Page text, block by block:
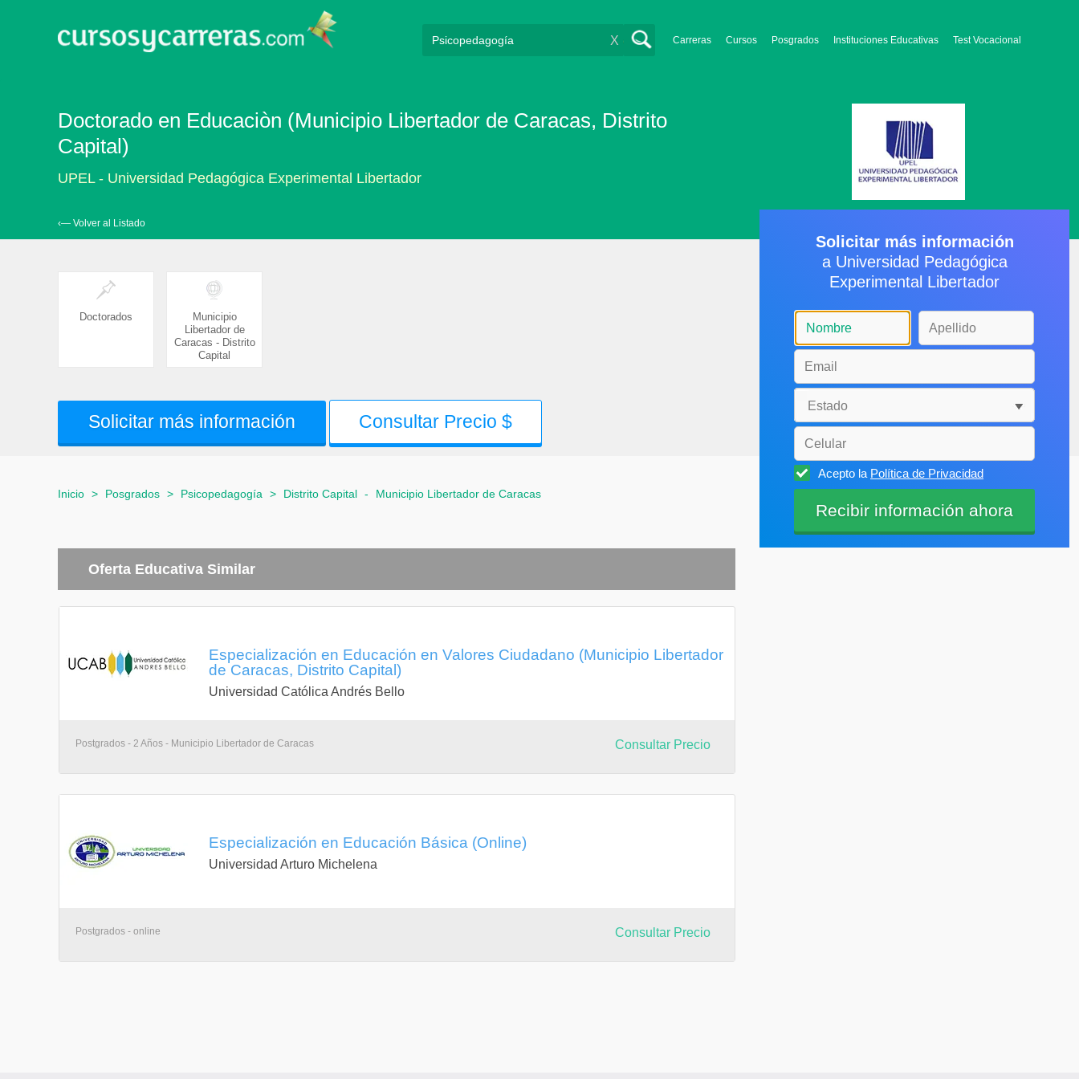
Carreras Cursos Posgrados Instituciones Educativas Test Vocacional
X
Doctorado en Educaciòn (Municipio Libertador de Caracas, Distrito
Capital)
UPEL - Universidad Pedagógica Experimental Libertador
‹— Volver al Listado
Doctorados
Municipio
Libertador de
Caracas - Distrito
Capital
Solicitar más información Consultar Precio $
Inicio > Posgrados > Psicopedagogía > Distrito Capital - Municipio Libertador de Caracas
Oferta Educativa Similar
Especialización en Educación en Valores Ciudadano (Municipio Libertador
de Caracas, Distrito Capital)
Universidad Católica Andrés Bello
Postgrados - 2 Años - Municipio Libertador de Caracas Consultar Precio
Especialización en Educación Básica (Online)
Universidad Arturo Michelena
Postgrados - online Consultar Precio
Solicitar más información
a Universidad Pedagógica
Experimental Libertador
Acepto la Política de Privacidad